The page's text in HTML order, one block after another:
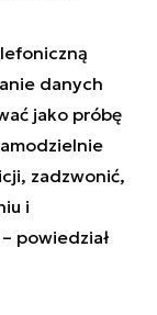
danych
jako próbę
zadzwonić,
i
powiedział